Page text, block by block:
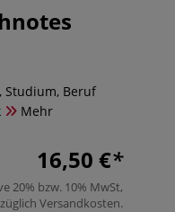
Studium, Beruf
Mehr
16,50 €
20% bzw. 10% MwSt,
Versandkosten.